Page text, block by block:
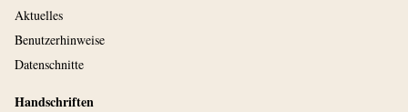
Aktuelles
Benutzerhinweise
Datenschnitte
Handschriften